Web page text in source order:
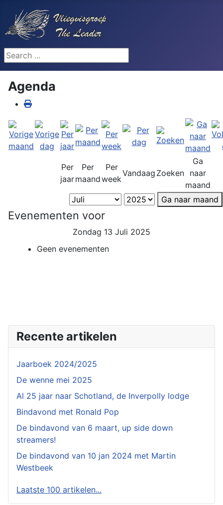
Search ...
Agenda
Per
jaar
Per
maand
Per
week
Vandaag Zoeken
Ga
naar
maand
Ga naar maand
Evenementen voor
Zondag 13 Juli 2025
Geen evenementen
Recente artikelen
Jaarboek 2024/2025
De wenne mei 2025
Al 25 jaar naar Schotland, de Inverpolly lodge
Bindavond met Ronald Pop
De bindavond van 6 maart, up side down
streamers!
De bindavond van 10 jan 2024 met Martin
Westbeek
Laatste 100 artikelen...